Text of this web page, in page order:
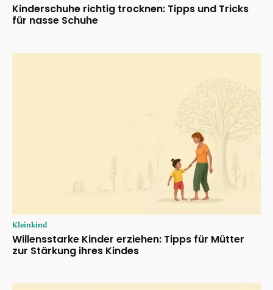
Kinderschuhe richtig trocknen: Tipps und Tricks
für nasse Schuhe
Kleinkind
Willensstarke Kinder erziehen: Tipps für Mütter
zur Stärkung ihres Kindes